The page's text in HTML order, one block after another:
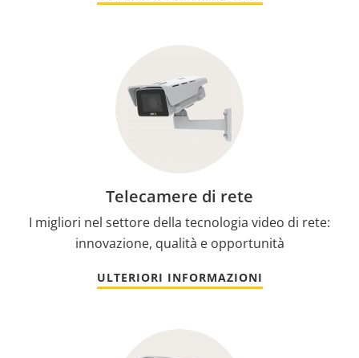
Telecamere di rete
I migliori nel settore della tecnologia video di rete:
innovazione, qualità e opportunità
ULTERIORI INFORMAZIONI